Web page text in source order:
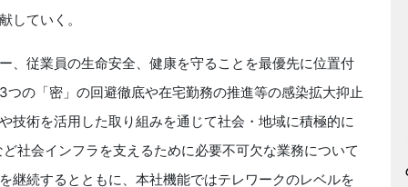
していく。
従業員の生命安全、健康を守ることを最優先に位置付
の「密」の回避徹底や在宅勤務の推進等の感染拡大抑止
技術を活用した取り組みを通じて社会・地域に積極的に
社会インフラを支えるために必要不可欠な業務について
継続するとともに、本社機能ではテレワークのレベルを